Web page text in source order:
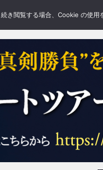
閲覧する場合、Cookie の使用